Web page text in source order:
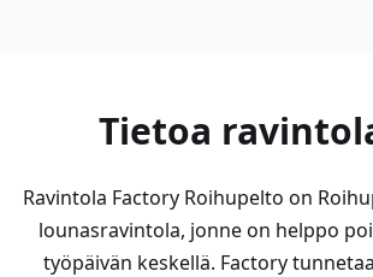
Tietoa
Ravintola Factory Roihupelto on
lounasravintola, jonne on helppo
työpäivän keskellä. Factory